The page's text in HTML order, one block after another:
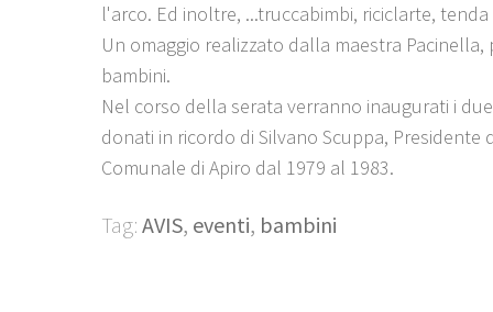
l'arco. Ed inoltre, ...truccabimbi, riciclarte,
Un omaggio realizzato dalla maestra Pacinella,
bambini.
Nel corso della serata verranno inaugurati i
donati in ricordo di Silvano Scuppa, Presidente
Comunale di Apiro dal 1979 al 1983.
Tag: AVIS, eventi, bambini